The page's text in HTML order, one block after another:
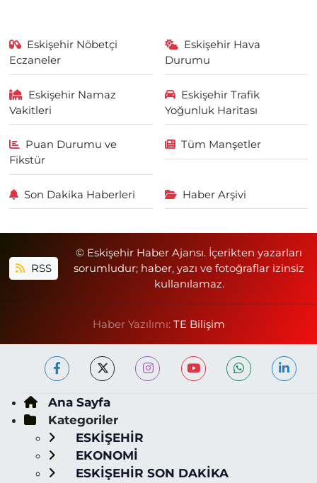
Eskişehir Nöbetçi
Eczaneler
Eskişehir Hava
Durumu
Eskişehir Namaz
Vakitleri
Eskişehir Trafik
Yoğunluk Haritası
Puan Durumu ve
Fikstür
Tüm Manşetler
Son Dakika Haberleri Haber Arşivi
RSS
© Eskişehir Haber Ajansı. İçerikten yazarları
sorumludur; haber, yazı ve fotoğraflar izinsiz
kullanılamaz.
Haber Yazılımı: TE Bilişim
Ana Sayfa
Kategoriler
ESKİŞEHİR
EKONOMİ
ESKİŞEHİR SON DAKİKA